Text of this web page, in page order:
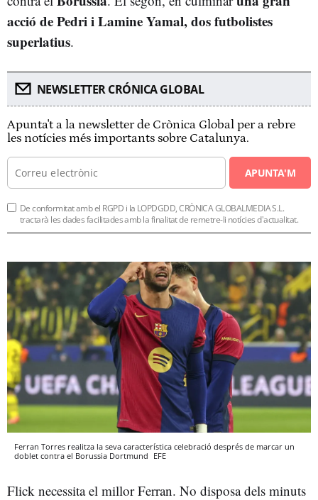
acció de Pedri i Lamine Yamal, dos futbolistes
superlatius.
NEWSLETTER CRÓNICA GLOBAL
Apunta't a la newsletter de Crònica Global per a rebre
les notícies més importants sobre Catalunya.
APUNTA'M
De conformitat amb el RGPD i la LOPDGDD, CRÒNICA GLOBALMEDIA S.L.
tractarà les dades facilitades amb la finalitat de remetre-li notícies d'actualitat.
Ferran Torres realitza la seva característica celebració després de marcar un
doblet contra el Borussia Dortmund EFE
Flick necessita el millor Ferran. No disposa dels minuts